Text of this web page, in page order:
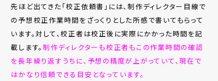
先ほど出てきた「校正依頼書」には、制作ディレクター目線で
の予想校正作業時間をざっくりとした所感で書いてもらって
います。対して、校正者は校正後に実際にかかった時間を記
載します。制作ディレクターも校正者もこの作業時間の確認
を長年繰り返すうちに、予想の精度が上がっていて、現在で
はかなり信頼できる目安となっています。